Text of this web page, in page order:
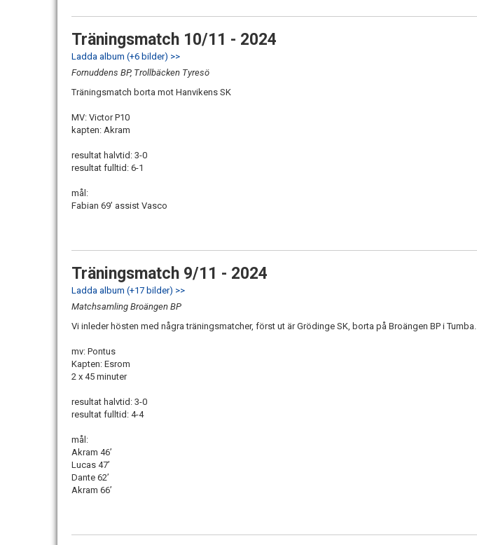
Träningsmatch 10/11 - 2024
Ladda album (+6 bilder) >>
Fornuddens BP, Trollbäcken Tyresö
Träningsmatch borta mot Hanvikens SK
MV: Victor P10
kapten: Akram
resultat halvtid: 3-0
resultat fulltid: 6-1
mål:
Fabian 69’ assist Vasco
Träningsmatch 9/11 - 2024
Ladda album (+17 bilder) >>
Matchsamling Broängen BP
Vi inleder hösten med några träningsmatcher, först ut är Grödinge SK, borta på Broängen BP i Tumba.
mv: Pontus
Kapten: Esrom
2 x 45 minuter
resultat halvtid: 3-0
resultat fulltid: 4-4
mål:
Akram 46’
Lucas 47’
Dante 62’
Akram 66’